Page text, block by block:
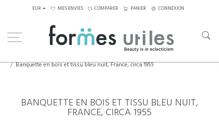
EUR MES ENVIES COMPARER PANIER CONNEXION
Banquette en bois et tissu bleu nuit, France, circa 1955
BANQUETTE EN BOIS ET TISSU BLEU NUIT,
FRANCE, CIRCA 1955